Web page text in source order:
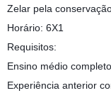
Zelar pela
Horário: 6X1
Requisitos:
Ensino médio
Experiência anterior